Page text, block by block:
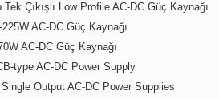
Çıkışlı Low Profile AC-DC Güç Kaynağı
AC-DC Güç Kaynağı
AC-DC Güç Kaynağı
type AC-DC Power Supply
Output AC-DC Power Supplies